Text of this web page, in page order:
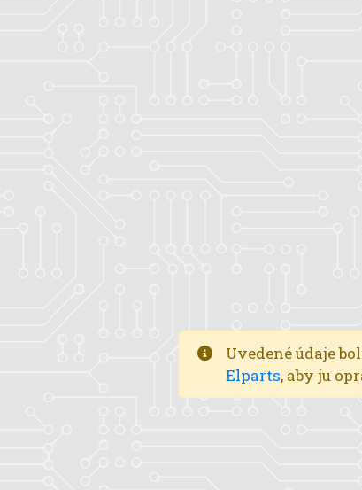
Uvedené údaje
Elparts, aby ju